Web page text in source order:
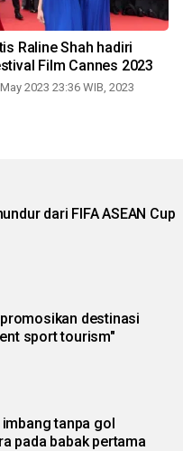
Raline Shah hadiri
Film Cannes 2023
2023 23:36 WIB, 2023
dari FIFA ASEAN Cup
destinasi
sport tourism"
tanpa gol
pada babak pertama